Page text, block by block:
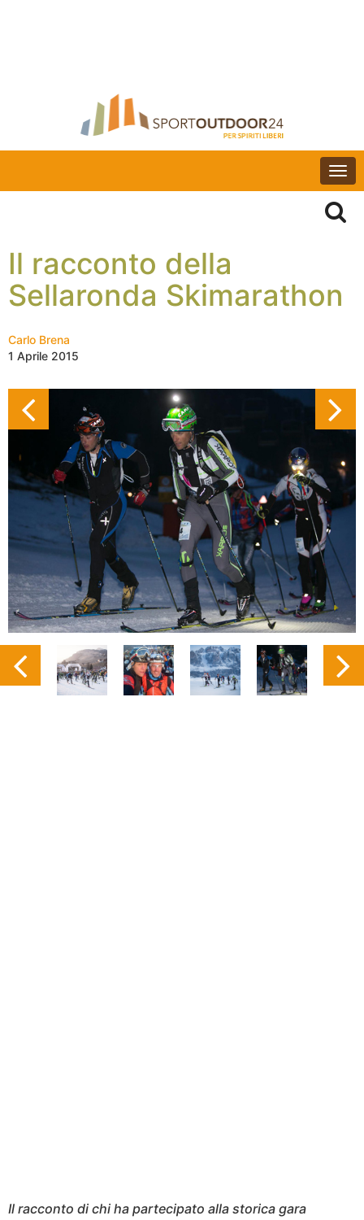
Il racconto della
Sellaronda Skimarathon
Carlo Brena
1 Aprile 2015
Il racconto di chi ha partecipato alla storica gara